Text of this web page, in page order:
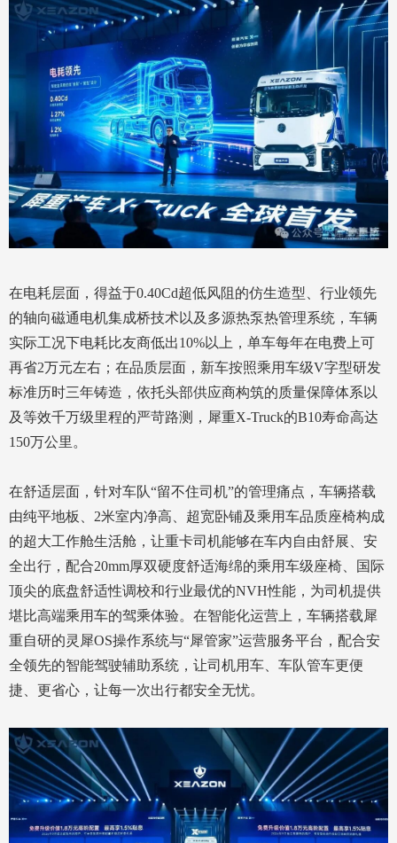
在电耗层面，得益于0.40Cd超低风阻的仿生造型、行业领先
的轴向磁通电机集成桥技术以及多源热泵热管理系统，车辆
实际工况下电耗比友商低出10%以上，单车每年在电费上可
再省2万元左右；在品质层面，新车按照乘用车级V字型研发
标准历时三年铸造，依托头部供应商构筑的质量保障体系以
及等效千万级里程的严苛路测，犀重X-Truck的B10寿命高达
150万公里。
在舒适层面，针对车队“留不住司机”的管理痛点，车辆搭载
由纯平地板、2米室内净高、超宽卧铺及乘用车品质座椅构成
的超大工作舱生活舱，让重卡司机能够在车内自由舒展、安
全出行，配合20mm厚双硬度舒适海绵的乘用车级座椅、国际
顶尖的底盘舒适性调校和行业最优的NVH性能，为司机提供
堪比高端乘用车的驾乘体验。在智能化运营上，车辆搭载犀
重自研的灵犀OS操作系统与“犀管家”运营服务平台，配合安
全领先的智能驾驶辅助系统，让司机用车、车队管车更便
捷、更省心，让每一次出行都安全无忧。